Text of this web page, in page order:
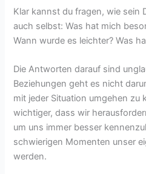
Klar kannst du fragen, wie sein
auch selbst: Was hat mich
Wann wurde es leichter? Was
Die Antworten darauf sind
Beziehungen geht es nicht
mit jeder Situation umgehen zu
wichtiger, dass wir
um uns immer besser
schwierigen Momenten unser
werden.